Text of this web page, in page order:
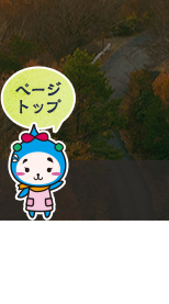
ペ
ー
ジ